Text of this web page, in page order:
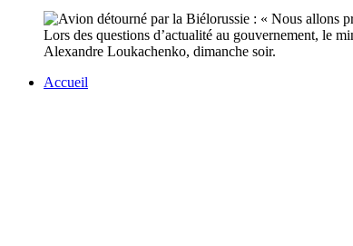
Lors des questions d’actualité au gouvernement, le
Alexandre Loukachenko, dimanche soir.
Accueil